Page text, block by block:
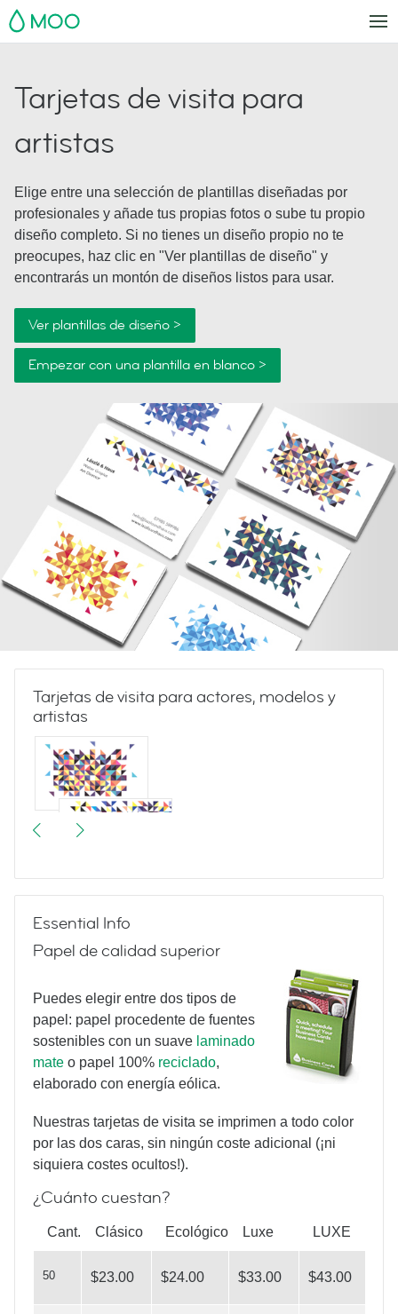
MOO
Tarjetas de visita para
artistas
Elige entre una selección de plantillas diseñadas por
profesionales y añade tus propias fotos o sube tu propio
diseño completo. Si no tienes un diseño propio no te
preocupes, haz clic en "Ver plantillas de diseño" y
encontrarás un montón de diseños listos para usar.
Ver plantillas de diseño >
Empezar con una plantilla en blanco >
Tarjetas de visita para actores, modelos y
artistas
Triangulate
Yoga
Poses
What
do you see?
Essential Info
Papel de calidad superior
Puedes elegir entre dos tipos de
papel: papel procedente de fuentes
sostenibles con un suave laminado
mate o papel 100% reciclado,
elaborado con energía eólica.
Nuestras tarjetas de visita se imprimen a todo color
por las dos caras, sin ningún coste adicional (¡ni
siquiera costes ocultos!).
¿Cuánto cuestan?
Cant. Clásico Ecológico Luxe LUXE
50 $23.00 $24.00 $33.00 $43.00